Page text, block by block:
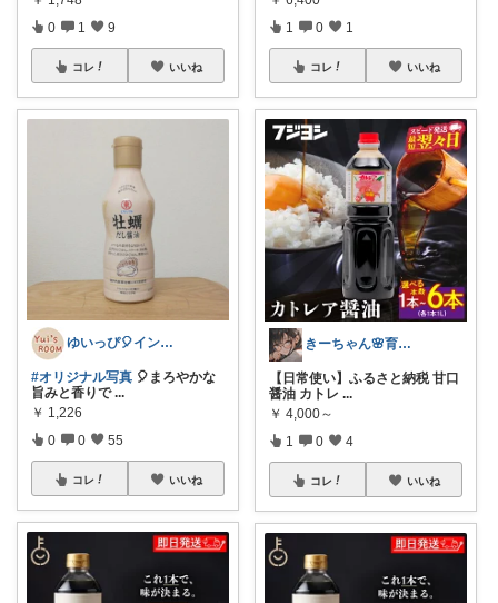
0 1 9
コレ いいね
ゆいっぴ🎈インテリアとファッション
#オリジナル写真 🎈まろやかな
旨みと香りで ...
￥ 1,226
0 0 55
コレ いいね
1 0 1
コレ いいね
きーちゃん🌸育児グッズお纏め👶
【日常使い】ふるさと納税 甘口
醤油 カトレ ...
￥ 4,000～
1 0 4
コレ いいね